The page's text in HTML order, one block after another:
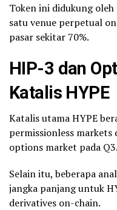
Token ini didukung
satu venue perpetual
pasar sekitar 70%.
HIP-3 dan
Katalis HYPE
Katalis utama HYPE
permissionless
options market pada Q3.
Selain itu, beberapa
jangka panjang untuk
derivatives on-chain.